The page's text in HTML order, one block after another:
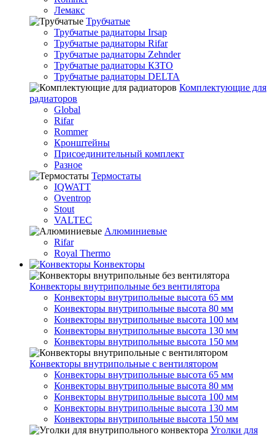
Лемакс
Трубчатые
Трубчатые радиаторы Irsap
Трубчатые радиаторы Rifar
Трубчатые радиаторы Zehnder
Трубчатые радиаторы КЗТО
Трубчатые радиаторы DELTA
Комплектующие для
радиаторов
Global
Rifar
Rommer
Кронштейны
Присоединительный комплект
Разное
Термостаты
IQWATT
Oventrop
Stout
VALTEC
Алюминиевые
Rifar
Royal Thermo
Конвекторы
Конвекторы внутрипольные без вентилятора
Конвекторы внутрипольные высота 65 мм
Конвекторы внутрипольные высота 80 мм
Конвекторы внутрипольные высота 100 мм
Конвекторы внутрипольные высота 130 мм
Конвекторы внутрипольные высота 150 мм
Конвекторы внутрипольные с вентилятором
Конвекторы внутрипольные высота 65 мм
Конвекторы внутрипольные высота 80 мм
Конвекторы внутрипольные высота 100 мм
Конвекторы внутрипольные высота 130 мм
Конвекторы внутрипольные высота 150 мм
Уголки для